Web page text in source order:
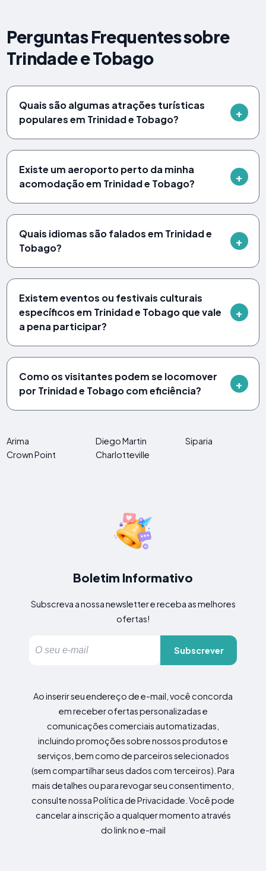
Perguntas Frequentes sobre
Trindade e Tobago
Quais são algumas atrações turísticas
populares em Trinidad e Tobago?
Existe um aeroporto perto da minha
acomodação em Trinidad e Tobago?
Quais idiomas são falados em Trinidad e
Tobago?
Existem eventos ou festivais culturais
específicos em Trinidad e Tobago que vale
a pena participar?
Como os visitantes podem se locomover
por Trinidad e Tobago com eficiência?
Arima Diego Martin
Siparia
Crown Point
Charlotteville
Boletim Informativo
Subscreva a nossa newsletter e receba as melhores
ofertas!
Subscrever
Ao inserir seu endereço de e-mail, você concorda
em receber ofertas personalizadas e
comunicações comerciais automatizadas,
incluindo promoções sobre nossos produtos e
serviços, bem como de parceiros selecionados
(sem compartilhar seus dados com terceiros). Para
mais detalhes ou para revogar seu consentimento,
consulte nossa Política de Privacidade. Você pode
cancelar a inscrição a qualquer momento através
do link no e-mail